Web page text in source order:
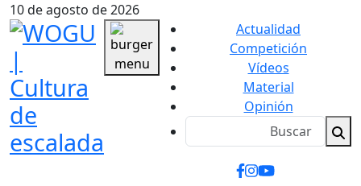
10 de agosto de 2026
Actualidad
Competición
Vídeos
Material
Opinión